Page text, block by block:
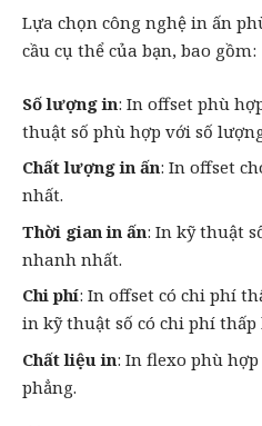
Lựa chọn công nghệ in ấn
cầu cụ thể của bạn, bao gồm:
Số lượng in: In offset phù
thuật số phù hợp với số
Chất lượng in ấn: In offset
nhất.
Thời gian in ấn: In kỹ thuật
nhanh nhất.
Chi phí: In offset có chi phí
in kỹ thuật số có chi phí
Chất liệu in: In flexo phù
phẳng.